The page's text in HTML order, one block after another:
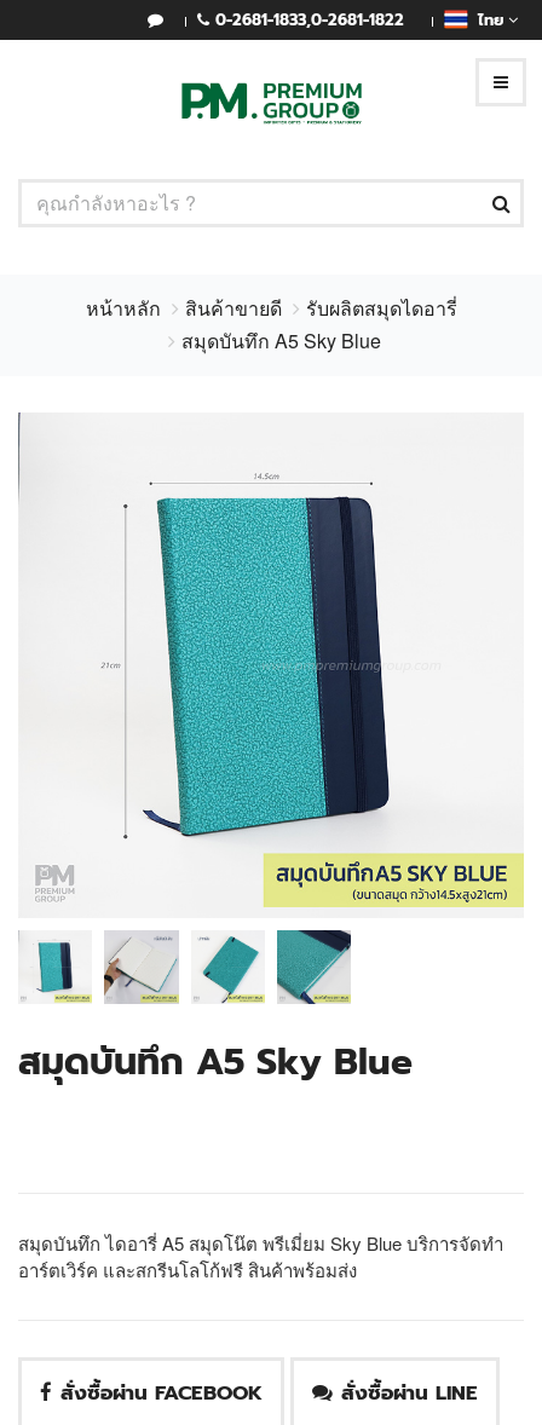
0-2681-1833,0-2681-1822 ไทย
หน้าหลัก สินค้าขายดี
รับผลิตสมุดไดอารี่
สมุดบันทึก A5 Sky Blue
สมุดบันทึก A5 Sky Blue
สมุดบันทึก ไดอารี่ A5 สมุดโน๊ต พรีเมี่ยม Sky Blue บริการจัดทำ
อาร์ตเวิร์ค และสกรีนโลโก้ฟรี สินค้าพร้อมส่ง
สั่งซื้อผ่าน FACEBOOK สั่งซื้อผ่าน LINE